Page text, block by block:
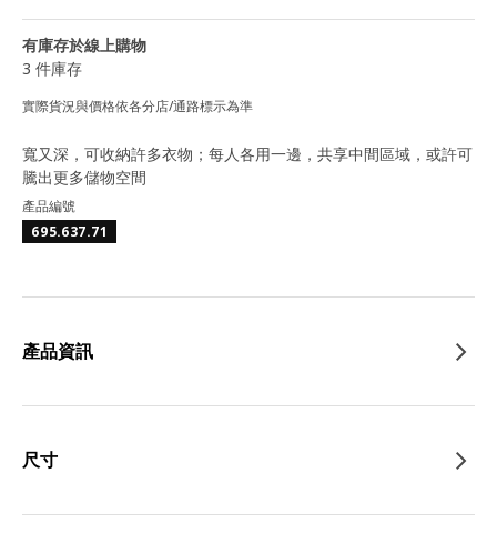
有庫存於線上購物
3 件庫存
實際貨況與價格依各分店/通路標示為準
寬又深，可收納許多衣物；每人各用一邊，共享中間區域，或許可
騰出更多儲物空間
產品編號
695.637.71
產品資訊
尺寸